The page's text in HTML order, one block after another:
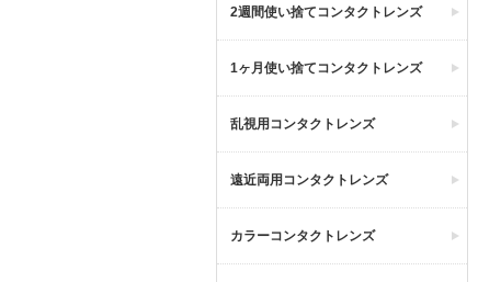
2週間使い捨てコンタクトレンズ
1ヶ月使い捨てコンタクトレンズ
乱視用コンタクトレンズ
遠近両用コンタクトレンズ
カラーコンタクトレンズ